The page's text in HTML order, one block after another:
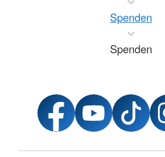
Spenden
Spenden